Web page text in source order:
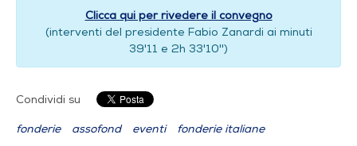
Clicca qui per rivedere il convegno
(interventi del presidente Fabio Zanardi ai minuti
39'11 e 2h 33'10'')
Condividi su
fonderie assofond eventi fonderie italiane